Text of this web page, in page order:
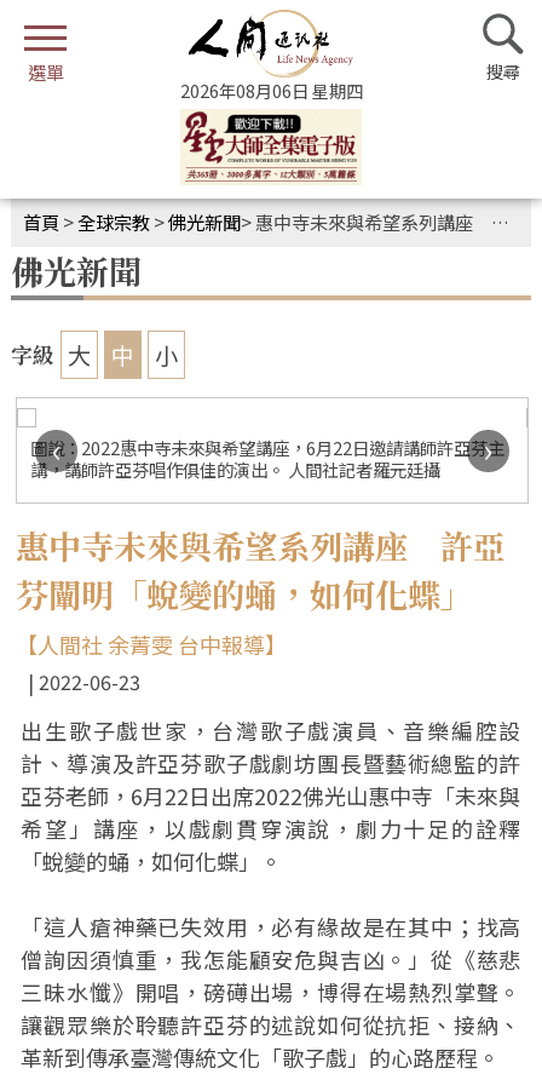
2026年08月06日 星期四
首頁 >全球宗教>佛光新聞>惠中寺未來與希望系列講座 許亞芬闡明「蛻變的蛹，如何化蝶」
佛光新聞
字級 大 中 小
圖說：2022惠中寺未來與希望講座，6月22日邀請講師許亞芬主
講，講師許亞芬唱作俱佳的演出。 人間社記者羅元廷攝
‹ ›
惠中寺未來與希望系列講座 許亞
芬闡明「蛻變的蛹，如何化蝶」
【人間社 余菁雯 台中報導】
2022-06-23
出生歌子戲世家，台灣歌子戲演員、音樂編腔設
計、導演及許亞芬歌子戲劇坊團長暨藝術總監的許
亞芬老師，6月22日出席2022佛光山惠中寺「未來與
希望」講座，以戲劇貫穿演說，劇力十足的詮釋
「蛻變的蛹，如何化蝶」。
「這人瘡神藥已失效用，必有緣故是在其中；找高
僧詢因須慎重，我怎能顧安危與吉凶。」從《慈悲
三昧水懺》開唱，磅礡出場，博得在場熱烈掌聲。
讓觀眾樂於聆聽許亞芬的述說如何從抗拒、接納、
革新到傳承臺灣傳統文化「歌子戲」的心路歷程。